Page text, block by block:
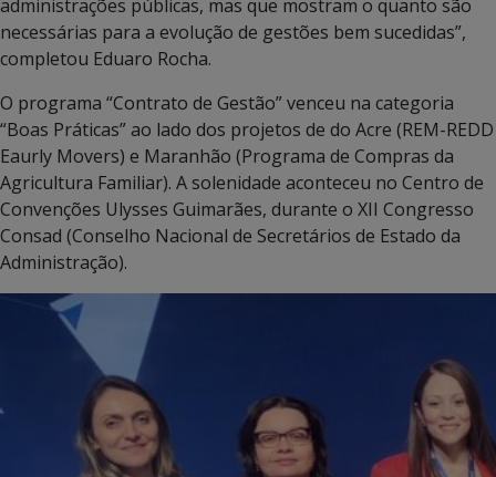
administrações públicas, mas que mostram o quanto são
necessárias para a evolução de gestões bem sucedidas”,
completou Eduaro Rocha.
O programa “Contrato de Gestão” venceu na categoria
“Boas Práticas” ao lado dos projetos de do Acre (REM-REDD
Eaurly Movers) e Maranhão (Programa de Compras da
Agricultura Familiar). A solenidade aconteceu no Centro de
Convenções Ulysses Guimarães, durante o XII Congresso
Consad (Conselho Nacional de Secretários de Estado da
Administração).